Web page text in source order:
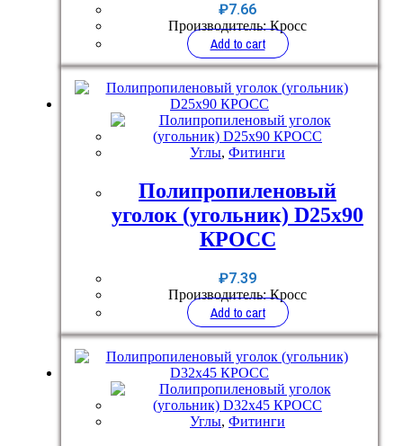
₽7.66
Производитель: Кросс
Add to cart
Углы, Фитинги
Полипропиленовый
уголок (угольник) D25x90
КРОСС
₽7.39
Производитель: Кросс
Add to cart
Углы, Фитинги